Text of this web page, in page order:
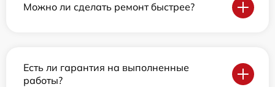
Можно ли сделать ремонт быстрее?
Есть ли гарантия на выполненные
работы?